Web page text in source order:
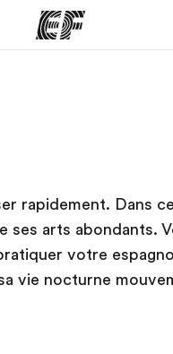
rapidement. Dans
ses arts abondants.
votre
vie nocturne